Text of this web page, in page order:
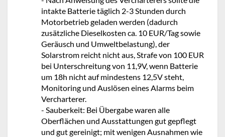
intakte Batterie täglich 2-3 Stunden durch
Motorbetrieb geladen werden (dadurch
zusätzliche Dieselkosten ca. 10 EUR/Tag sowie
Geräusch und Umweltbelastung), der
Solarstrom reicht nicht aus, Strafe von 100 EUR
bei Unterschreitung von 11,9V, wenn Batterie
um 18h nicht auf mindestens 12,5V steht,
Monitoring und Auslösen eines Alarms beim
Vercharterer.
- Sauberkeit: Bei Übergabe waren alle
Oberflächen und Ausstattungen gut gepflegt
und gut gereinigt; mit wenigen Ausnahmen wie